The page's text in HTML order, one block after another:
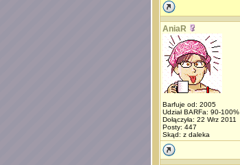
AniaR
Barfuje od: 2005
Udział BARFa: 90-100%
Dołączyła: 22 Wrz 2011
Posty: 447
Skąd: z daleka